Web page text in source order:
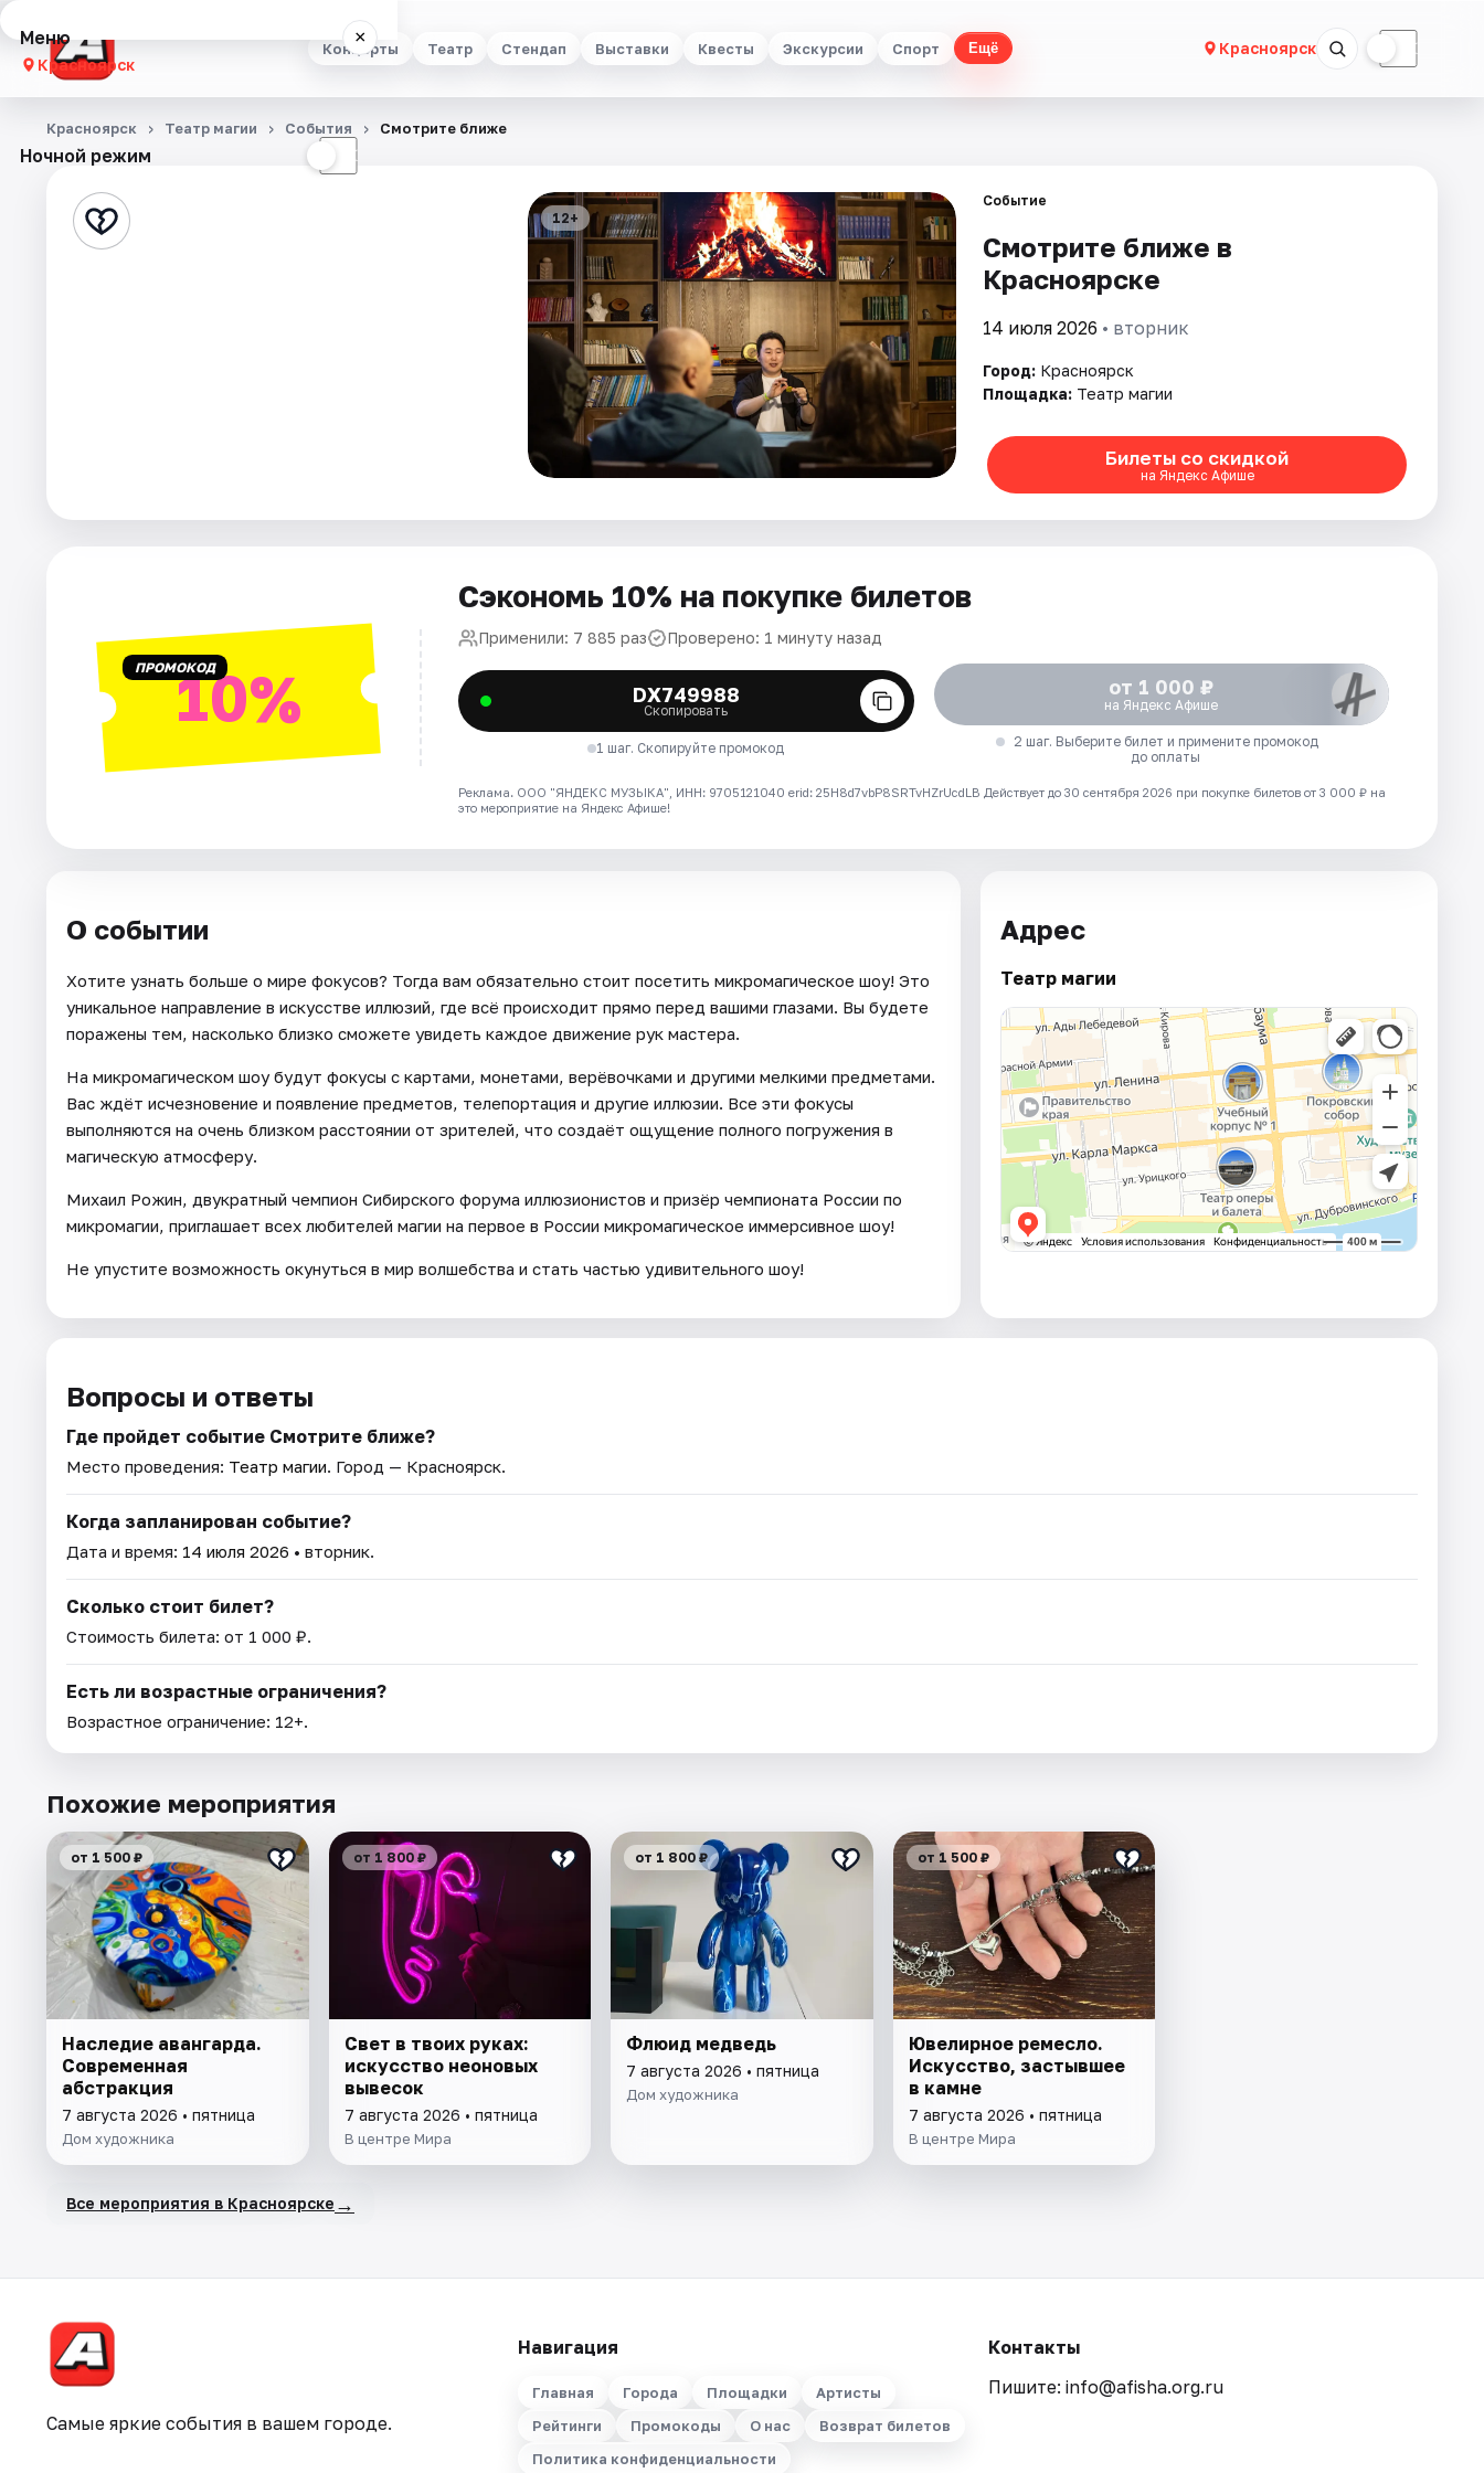
Концерты Театр Стендап Выставки Квесты Экскурсии Спорт Ещё Красноярск ☾
Меню ×
Красноярск
Концерты
Стендап
Артисты
Ночной режим ☾
Красноярск Театр магии События Смотрите ближе
12+
Событие
Смотрите ближе в
Красноярске
14 июля 2026 • вторник
Город: Красноярск
Площадка: Театр магии
Билеты со скидкой
на Яндекс Афише
ПРОМОКОД10%
Сэкономь 10% на покупке билетов
Применили: 7 885 раз Проверено: 1 минуту назад
DX749988
Скопировать
1 шаг. Скопируйте промокод
от 1 000 ₽
на Яндекс Афише
2 шаг. Выберите билет и примените промокод
до оплаты
Реклама. ООО "ЯНДЕКС МУЗЫКА", ИНН: 9705121040 erid: 25H8d7vbP8SRTvHZrUcdLB Действует до 30 сентября 2026 при покупке билетов от 3 000 ₽ на
это мероприятие на Яндекс Афише!
О событии
Хотите узнать больше о мире фокусов? Тогда вам обязательно стоит посетить микромагическое шоу! Это
уникальное направление в искусстве иллюзий, где всё происходит прямо перед вашими глазами. Вы будете
поражены тем, насколько близко сможете увидеть каждое движение рук мастера.
На микромагическом шоу будут фокусы с картами, монетами, верёвочками и другими мелкими предметами.
Вас ждёт исчезновение и появление предметов, телепортация и другие иллюзии. Все эти фокусы
выполняются на очень близком расстоянии от зрителей, что создаёт ощущение полного погружения в
магическую атмосферу.
Михаил Рожин, двукратный чемпион Сибирского форума иллюзионистов и призёр чемпионата России по
микромагии, приглашает всех любителей магии на первое в России микромагическое иммерсивное шоу!
Не упустите возможность окунуться в мир волшебства и стать частью удивительного шоу!
Адрес
Театр магии
Вопросы и ответы
Где пройдет событие Смотрите ближе?
Место проведения: Театр магии. Город — Красноярск.
Когда запланирован событие?
Дата и время: 14 июля 2026 • вторник.
Сколько стоит билет?
Стоимость билета: от 1 000 ₽.
Есть ли возрастные ограничения?
Возрастное ограничение: 12+.
Похожие мероприятия
от 1 500 ₽
Наследие авангарда.
Современная
абстракция
7 августа 2026 • пятница
Дом художника
от 1 800 ₽
Свет в твоих руках:
искусство неоновых
вывесок
7 августа 2026 • пятница
В центре Мира
от 1 800 ₽
Флюид медведь
7 августа 2026 • пятница
Дом художника
от 1 500 ₽
Ювелирное ремесло.
Искусство, застывшее
в камне
7 августа 2026 • пятница
В центре Мира
Все мероприятия в Красноярске →
Самые яркие события в вашем городе.
Навигация
Главная Города Площадки
Артисты
Рейтинги
Промокоды О нас
Возврат билетов
Политика конфиденциальности
Контакты
Пишите: info@afisha.org.ru